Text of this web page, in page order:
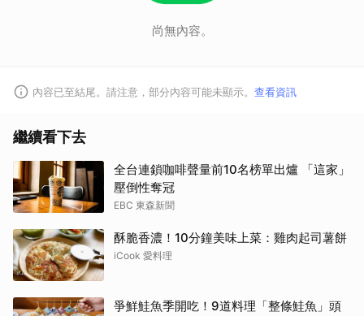
尚無內容。
內容已至結尾。請注意，部分內容可能未顯示。 查看資訊
繼續看下去
全台連鎖咖啡聲量前10名榜單出爐 「這家」
壓倒性奪冠
EBC 東森新聞
酥脆香濃！10分鐘美味上菜：雞肉起司薯餅
iCook 愛料理
爭鮮鮭魚季開吃！9道料理「整條鮭魚」頭